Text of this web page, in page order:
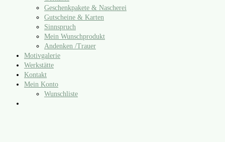
Geschenkpakete & Nascherei
Gutscheine & Karten
Sinnspruch
Mein Wunschprodukt
Andenken /​Trauer
Motivgalerie
Werkstätte
Kontakt
Mein Konto
Wunschliste